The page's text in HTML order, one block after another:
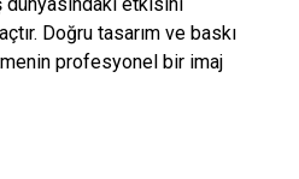
Doğru tasarım ve baskı
profesyonel bir imaj